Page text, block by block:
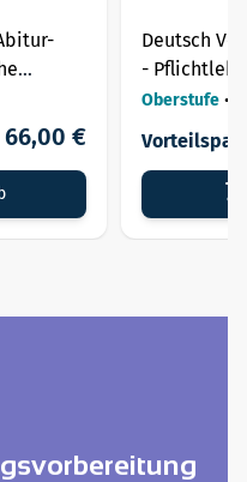
66,00 €
Deutsch
-
Oberstufe •